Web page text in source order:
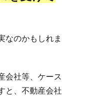
なのかもしれま
会社等、ケース
と、不動産会社